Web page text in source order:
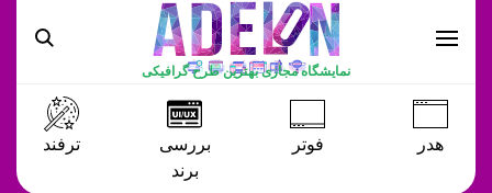
نمایشگاه مجازی بهترین طرح گرافیکی
هدر فوتر
بررسی
برند
ترفند